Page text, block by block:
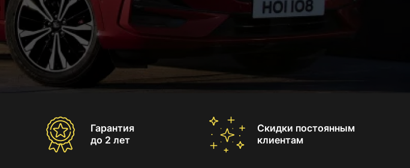
Гарантия
до 2 лет
Скидки постоянным
клиентам